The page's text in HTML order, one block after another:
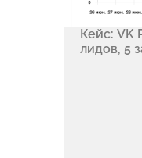
Кейс: VK
лидов, 5